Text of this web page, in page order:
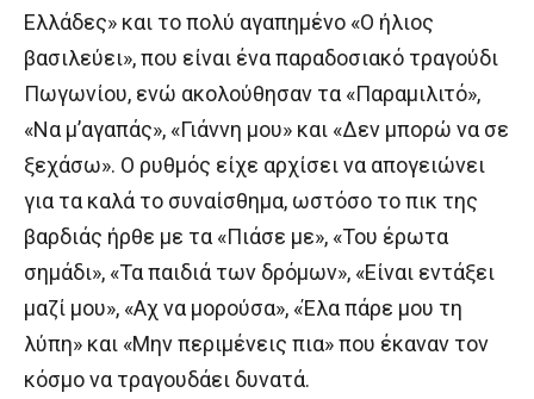
Ελλάδες» και το πολύ αγαπημένο «Ο ήλιος
βασιλεύει», που είναι ένα παραδοσιακό τραγούδι
Πωγωνίου, ενώ ακολούθησαν τα «Παραμιλιτό»,
«Να μ’αγαπάς», «Γιάννη μου» και «Δεν μπορώ να σε
ξεχάσω». Ο ρυθμός είχε αρχίσει να απογειώνει
για τα καλά το συναίσθημα, ωστόσο το πικ της
βαρδιάς ήρθε με τα «Πιάσε με», «Του έρωτα
σημάδι», «Τα παιδιά των δρόμων», «Είναι εντάξει
μαζί μου», «Αχ να μορούσα», «Έλα πάρε μου τη
λύπη» και «Μην περιμένεις πια» που έκαναν τον
κόσμο να τραγουδάει δυνατά.